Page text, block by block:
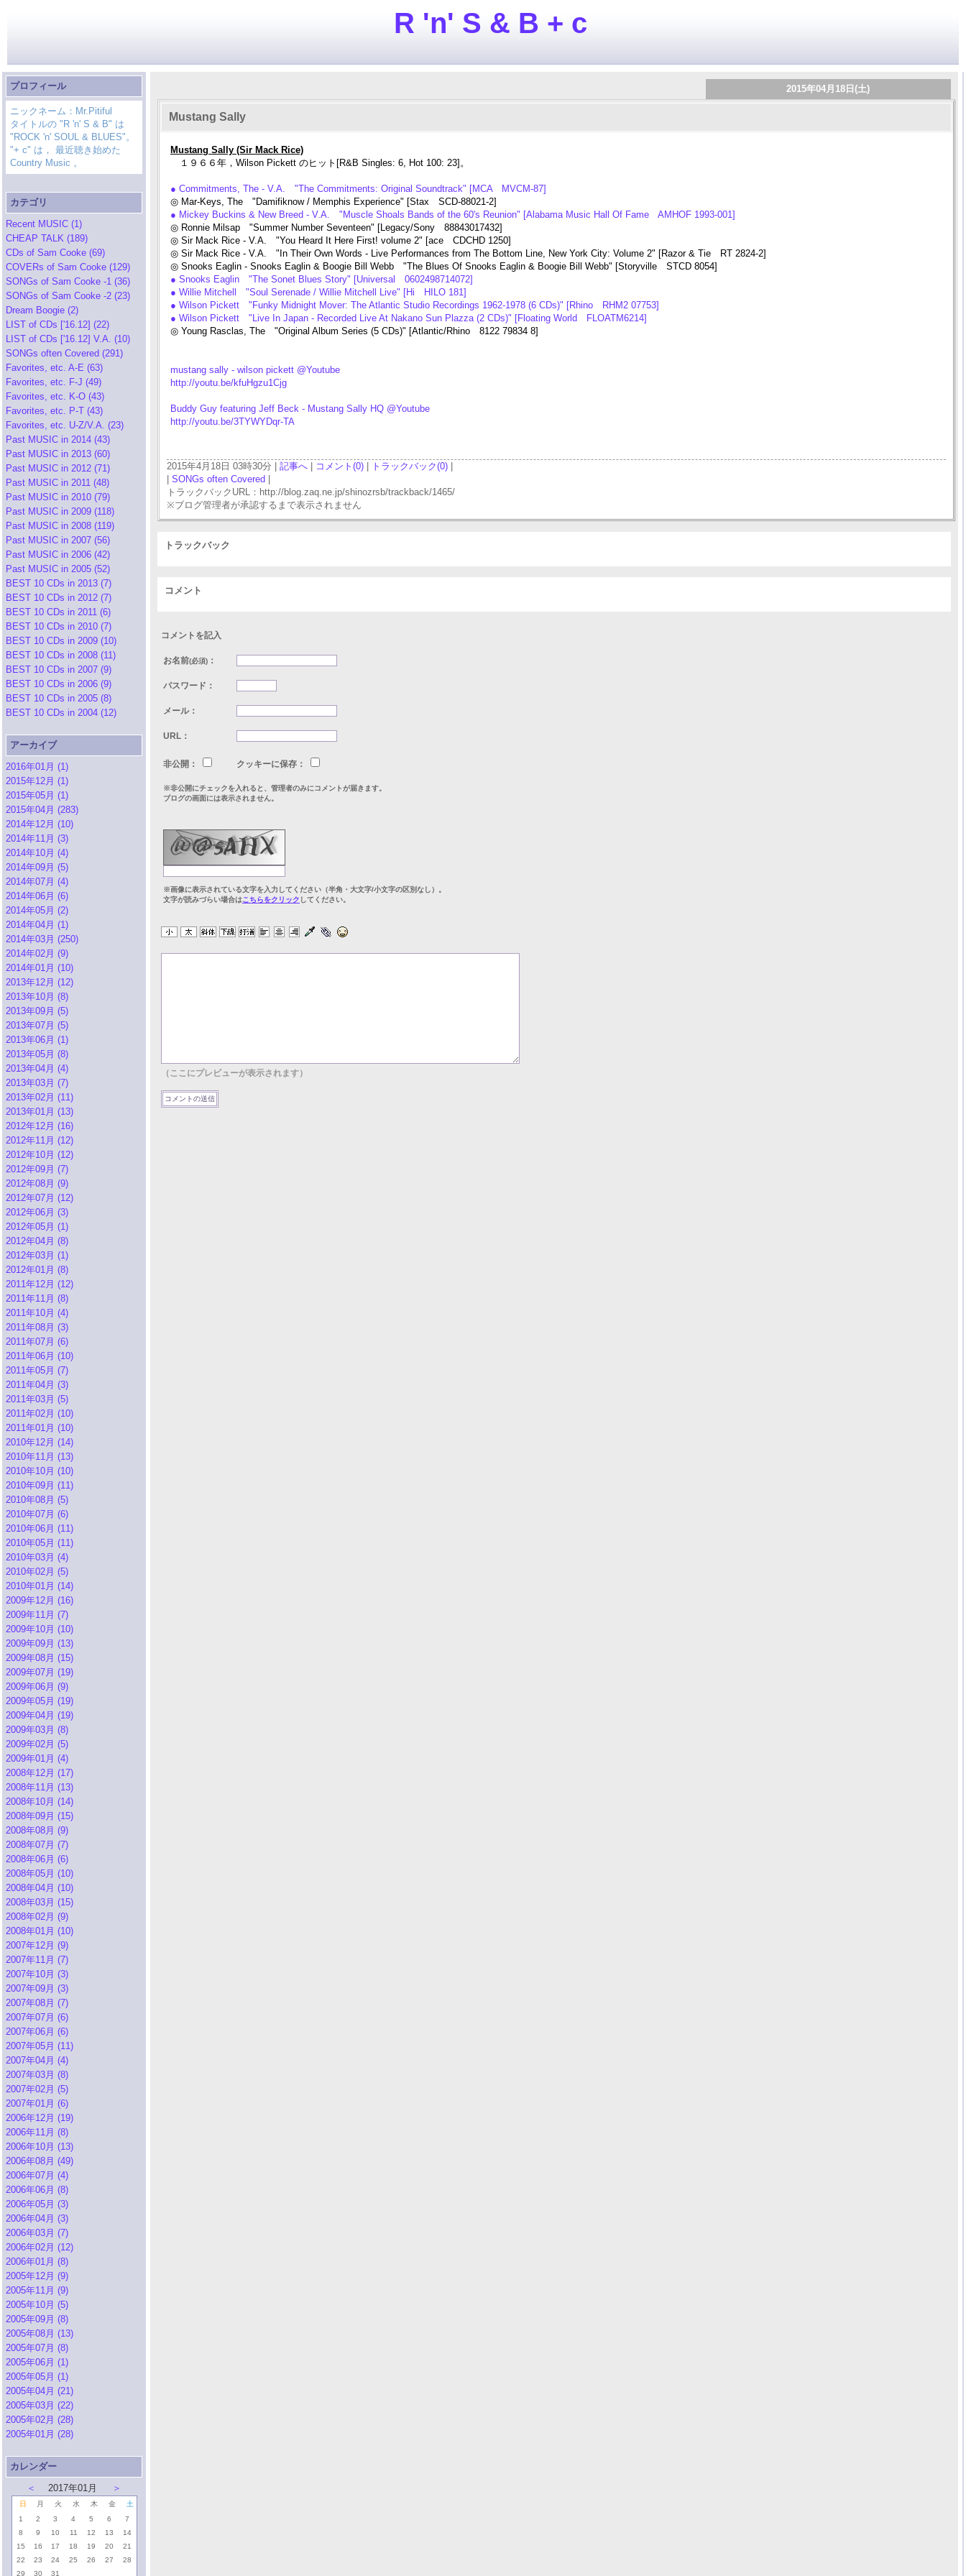
R 'n' S & B + c
プロフィール
ニックネーム：Mr.Pitiful
タイトルの "R 'n' S & B" は
"ROCK 'n' SOUL & BLUES"。
"+ c" は， 最近聴き始めた
Country Music 。
カテゴリ
Recent MUSIC (1)
CHEAP TALK (189)
CDs of Sam Cooke (69)
COVERs of Sam Cooke (129)
SONGs of Sam Cooke -1 (36)
SONGs of Sam Cooke -2 (23)
Dream Boogie (2)
LIST of CDs ['16.12] (22)
LIST of CDs ['16.12] V.A. (10)
SONGs often Covered (291)
Favorites, etc. A-E (63)
Favorites, etc. F-J (49)
Favorites, etc. K-O (43)
Favorites, etc. P-T (43)
Favorites, etc. U-Z/V.A. (23)
Past MUSIC in 2014 (43)
Past MUSIC in 2013 (60)
Past MUSIC in 2012 (71)
Past MUSIC in 2011 (48)
Past MUSIC in 2010 (79)
Past MUSIC in 2009 (118)
Past MUSIC in 2008 (119)
Past MUSIC in 2007 (56)
Past MUSIC in 2006 (42)
Past MUSIC in 2005 (52)
BEST 10 CDs in 2013 (7)
BEST 10 CDs in 2012 (7)
BEST 10 CDs in 2011 (6)
BEST 10 CDs in 2010 (7)
BEST 10 CDs in 2009 (10)
BEST 10 CDs in 2008 (11)
BEST 10 CDs in 2007 (9)
BEST 10 CDs in 2006 (9)
BEST 10 CDs in 2005 (8)
BEST 10 CDs in 2004 (12)
アーカイブ
2016年01月 (1)
2015年12月 (1)
2015年05月 (1)
2015年04月 (283)
2014年12月 (10)
2014年11月 (3)
2014年10月 (4)
2014年09月 (5)
2014年07月 (4)
2014年06月 (6)
2014年05月 (2)
2014年04月 (1)
2014年03月 (250)
2014年02月 (9)
2014年01月 (10)
2013年12月 (12)
2013年10月 (8)
2013年09月 (5)
2013年07月 (5)
2013年06月 (1)
2013年05月 (8)
2013年04月 (4)
2013年03月 (7)
2013年02月 (11)
2013年01月 (13)
2012年12月 (16)
2012年11月 (12)
2012年10月 (12)
2012年09月 (7)
2012年08月 (9)
2012年07月 (12)
2012年06月 (3)
2012年05月 (1)
2012年04月 (8)
2012年03月 (1)
2012年01月 (8)
2011年12月 (12)
2011年11月 (8)
2011年10月 (4)
2011年08月 (3)
2011年07月 (6)
2011年06月 (10)
2011年05月 (7)
2011年04月 (3)
2011年03月 (5)
2011年02月 (10)
2011年01月 (10)
2010年12月 (14)
2010年11月 (13)
2010年10月 (10)
2010年09月 (11)
2010年08月 (5)
2010年07月 (6)
2010年06月 (11)
2010年05月 (11)
2010年03月 (4)
2010年02月 (5)
2010年01月 (14)
2009年12月 (16)
2009年11月 (7)
2009年10月 (10)
2009年09月 (13)
2009年08月 (15)
2009年07月 (19)
2009年06月 (9)
2009年05月 (19)
2009年04月 (19)
2009年03月 (8)
2009年02月 (5)
2009年01月 (4)
2008年12月 (17)
2008年11月 (13)
2008年10月 (14)
2008年09月 (15)
2008年08月 (9)
2008年07月 (7)
2008年06月 (6)
2008年05月 (10)
2008年04月 (10)
2008年03月 (15)
2008年02月 (9)
2008年01月 (10)
2007年12月 (9)
2007年11月 (7)
2007年10月 (3)
2007年09月 (3)
2007年08月 (7)
2007年07月 (6)
2007年06月 (6)
2007年05月 (11)
2007年04月 (4)
2007年03月 (8)
2007年02月 (5)
2007年01月 (6)
2006年12月 (19)
2006年11月 (8)
2006年10月 (13)
2006年08月 (49)
2006年07月 (4)
2006年06月 (8)
2006年05月 (3)
2006年04月 (3)
2006年03月 (7)
2006年02月 (12)
2006年01月 (8)
2005年12月 (9)
2005年11月 (9)
2005年10月 (5)
2005年09月 (8)
2005年08月 (13)
2005年07月 (8)
2005年06月 (1)
2005年05月 (1)
2005年04月 (21)
2005年03月 (22)
2005年02月 (28)
2005年01月 (28)
カレンダー
＜
2017年01月 ＞
日 月 火 水 木 金
土
1
2 3 4 5 6
7
8
9 10 11 12 13
14
15
16 17 18 19 20
21
22
23 24 25 26 27
28
29
30 31
2015年04月18日(土)
Mustang Sally
Mustang Sally (Sir Mack Rice)
１９６６年，Wilson Pickett のヒット[R&B Singles: 6, Hot 100: 23]。
● Commitments, The - V.A. "The Commitments: Original Soundtrack" [MCA MVCM-87]
◎ Mar-Keys, The "Damifiknow / Memphis Experience" [Stax SCD-88021-2]
● Mickey Buckins & New Breed - V.A. "Muscle Shoals Bands of the 60's Reunion" [Alabama Music Hall Of Fame AMHOF 1993-001]
◎ Ronnie Milsap "Summer Number Seventeen" [Legacy/Sony 88843017432]
◎ Sir Mack Rice - V.A. "You Heard It Here First! volume 2" [ace CDCHD 1250]
◎ Sir Mack Rice - V.A. "In Their Own Words - Live Performances from The Bottom Line, New York City: Volume 2" [Razor & Tie RT 2824-2]
◎ Snooks Eaglin - Snooks Eaglin & Boogie Bill Webb "The Blues Of Snooks Eaglin & Boogie Bill Webb" [Storyville STCD 8054]
● Snooks Eaglin "The Sonet Blues Story" [Universal 0602498714072]
● Willie Mitchell "Soul Serenade / Willie Mitchell Live" [Hi HILO 181]
● Wilson Pickett "Funky Midnight Mover: The Atlantic Studio Recordings 1962-1978 (6 CDs)" [Rhino RHM2 07753]
● Wilson Pickett "Live In Japan - Recorded Live At Nakano Sun Plazza (2 CDs)" [Floating World FLOATM6214]
◎ Young Rasclas, The "Original Album Series (5 CDs)" [Atlantic/Rhino 8122 79834 8]
mustang sally - wilson pickett @Youtube
http://youtu.be/kfuHgzu1Cjg
Buddy Guy featuring Jeff Beck - Mustang Sally HQ @Youtube
http://youtu.be/3TYWYDqr-TA
2015年4月18日 03時30分 | 記事へ コメント(0) トラックバック(0)
SONGs often Covered
トラックバックURL：http://blog.zaq.ne.jp/shinozrsb/trackback/1465/
※ブログ管理者が承認するまで表示されません
トラックバック
コメント
コメントを記入
お名前(必須) ：
パスワード：
メール：
URL：
非公開： クッキーに保存：
※非公開にチェックを入れると、管理者のみにコメントが届きます。
ブログの画面には表示されません。
※画像に表示されている文字を入力してください（半角・大文字/小文字の区別なし）。
文字が読みづらい場合はこちらをクリック してください。
（ここにプレビューが表示されます）